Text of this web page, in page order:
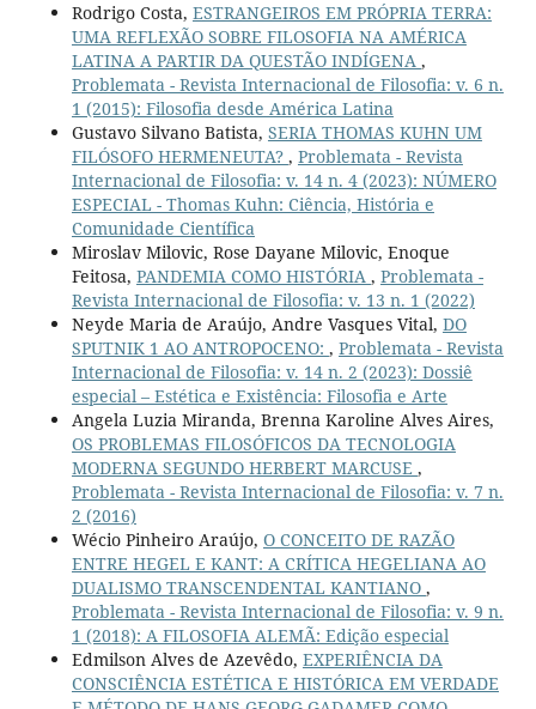
Rodrigo Costa, ESTRANGEIROS EM PRÓPRIA TERRA:
UMA REFLEXÃO SOBRE FILOSOFIA NA AMÉRICA
LATINA A PARTIR DA QUESTÃO INDÍGENA ,
Problemata - Revista Internacional de Filosofia: v. 6 n.
1 (2015): Filosofia desde América Latina
Gustavo Silvano Batista, SERIA THOMAS KUHN UM
FILÓSOFO HERMENEUTA? , Problemata - Revista
Internacional de Filosofia: v. 14 n. 4 (2023): NÚMERO
ESPECIAL - Thomas Kuhn: Ciência, História e
Comunidade Científica
Miroslav Milovic, Rose Dayane Milovic, Enoque
Feitosa, PANDEMIA COMO HISTÓRIA , Problemata -
Revista Internacional de Filosofia: v. 13 n. 1 (2022)
Neyde Maria de Araújo, Andre Vasques Vital, DO
SPUTNIK 1 AO ANTROPOCENO: , Problemata - Revista
Internacional de Filosofia: v. 14 n. 2 (2023): Dossiê
especial – Estética e Existência: Filosofia e Arte
Angela Luzia Miranda, Brenna Karoline Alves Aires,
OS PROBLEMAS FILOSÓFICOS DA TECNOLOGIA
MODERNA SEGUNDO HERBERT MARCUSE ,
Problemata - Revista Internacional de Filosofia: v. 7 n.
2 (2016)
Wécio Pinheiro Araújo, O CONCEITO DE RAZÃO
ENTRE HEGEL E KANT: A CRÍTICA HEGELIANA AO
DUALISMO TRANSCENDENTAL KANTIANO ,
Problemata - Revista Internacional de Filosofia: v. 9 n.
1 (2018): A FILOSOFIA ALEMÃ: Edição especial
Edmilson Alves de Azevêdo, EXPERIÊNCIA DA
CONSCIÊNCIA ESTÉTICA E HISTÓRICA EM VERDADE